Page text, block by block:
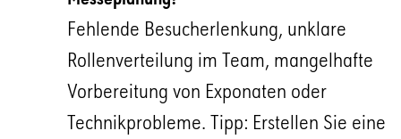
Fehlende Besucherlenkung, unklare
Rollenverteilung im Team, mangelhafte
Vorbereitung von Exponaten oder
Technikprobleme. Tipp: Erstellen Sie eine